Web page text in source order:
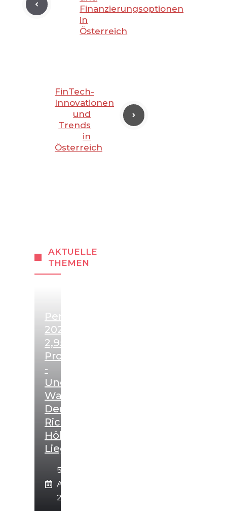
Finanzierungsoptionen
in
Österreich
FinTech-
Innovationen
und
Trends
in
Österreich
AKTUELLE
THEMEN
Pensionserhöhung
2027:
2,95
Prozent
-
Und
Warum
Der
Richtwert
Höher
Liegt
5.
August
2026